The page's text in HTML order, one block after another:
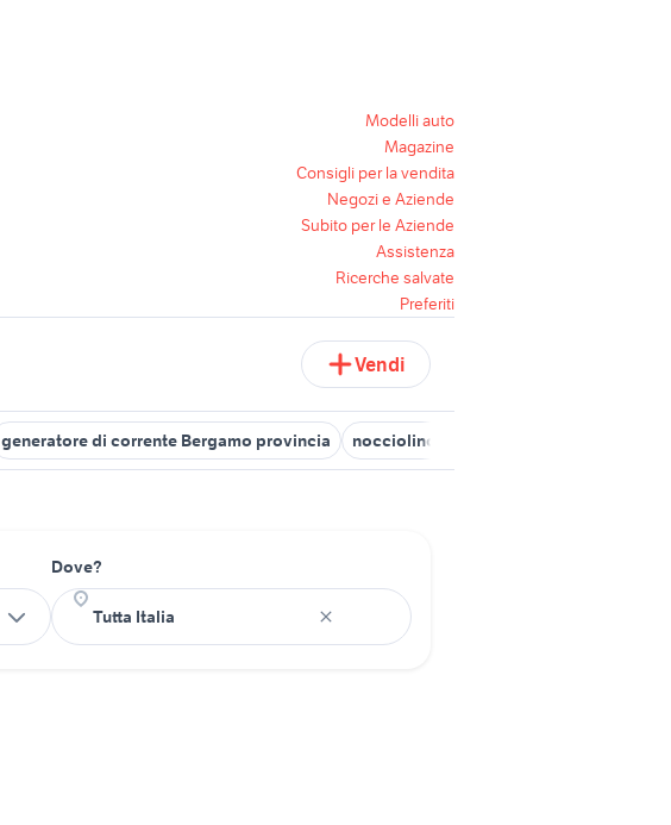
Modelli auto
Magazine
Consigli per la vendita
Negozi e Aziende
Subito per le Aziende
Assistenza
Ricerche salvate
Preferiti
Vendi
generatore di corrente Bergamo provincia nocciolino per caldaia
Dove?